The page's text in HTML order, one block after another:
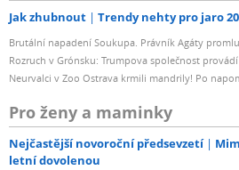
Jak zhubnout Trendy nehty pro jaro
Brutální napadení Soukupa. Právník Agáty
Rozruch v Grónsku: Trumpova společnost
Neurvalci v Zoo Ostrava krmili mandrily! Po
Pro ženy a maminky
Nejčastější novoroční předsevzetí
letní dovolenou